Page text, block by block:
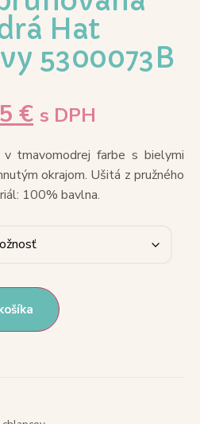
Hat
5300073B
€ s DPH
v tmavomodrej farbe s bielymi
okrajom. Ušitá z pružného
100% bavlna.